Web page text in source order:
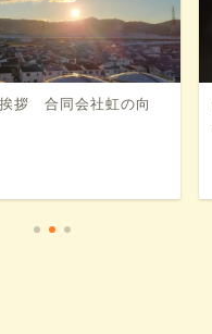
拶 合同会社虹の向